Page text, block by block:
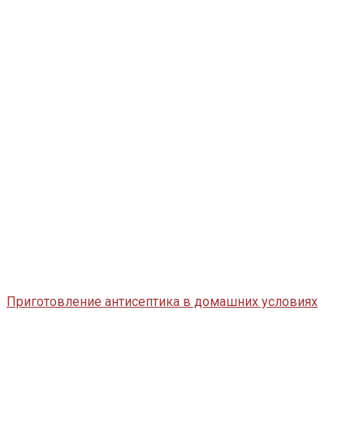
Приготовление антисептика в домашних условиях